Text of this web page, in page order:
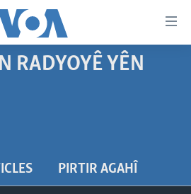
RADYOYÊ YÊN
xwe tomarPIRTIR AGAHÎ